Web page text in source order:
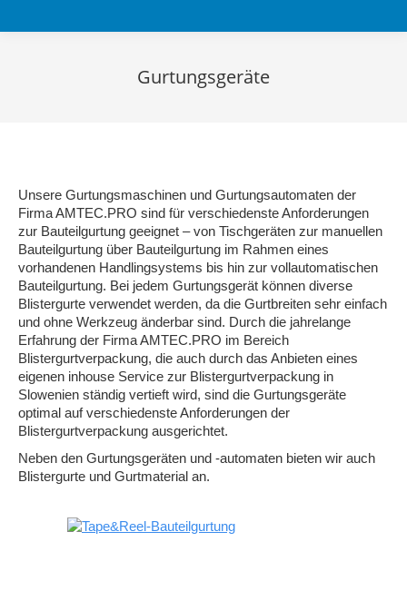
Gurtungsgeräte
Unsere Gurtungsmaschinen und Gurtungsautomaten der
Firma AMTEC.PRO sind für verschiedenste Anforderungen
zur Bauteilgurtung geeignet – von Tischgeräten zur manuellen
Bauteilgurtung über Bauteilgurtung im Rahmen eines
vorhandenen Handlingsystems bis hin zur vollautomatischen
Bauteilgurtung. Bei jedem Gurtungsgerät können diverse
Blistergurte verwendet werden, da die Gurtbreiten sehr einfach
und ohne Werkzeug änderbar sind. Durch die jahrelange
Erfahrung der Firma AMTEC.PRO im Bereich
Blistergurtverpackung, die auch durch das Anbieten eines
eigenen inhouse Service zur Blistergurtverpackung in
Slowenien ständig vertieft wird, sind die Gurtungsgeräte
optimal auf verschiedenste Anforderungen der
Blistergurtverpackung ausgerichtet.
Neben den Gurtungsgeräten und -automaten bieten wir auch
Blistergurte und Gurtmaterial an.